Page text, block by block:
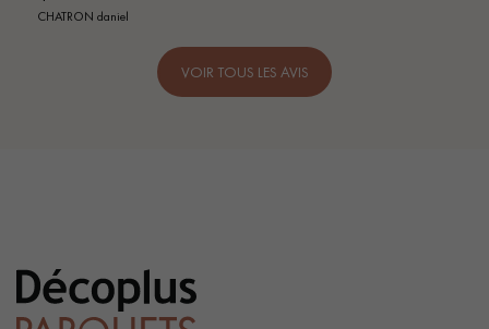
CHATRON daniel
VOIR TOUS LES AVIS